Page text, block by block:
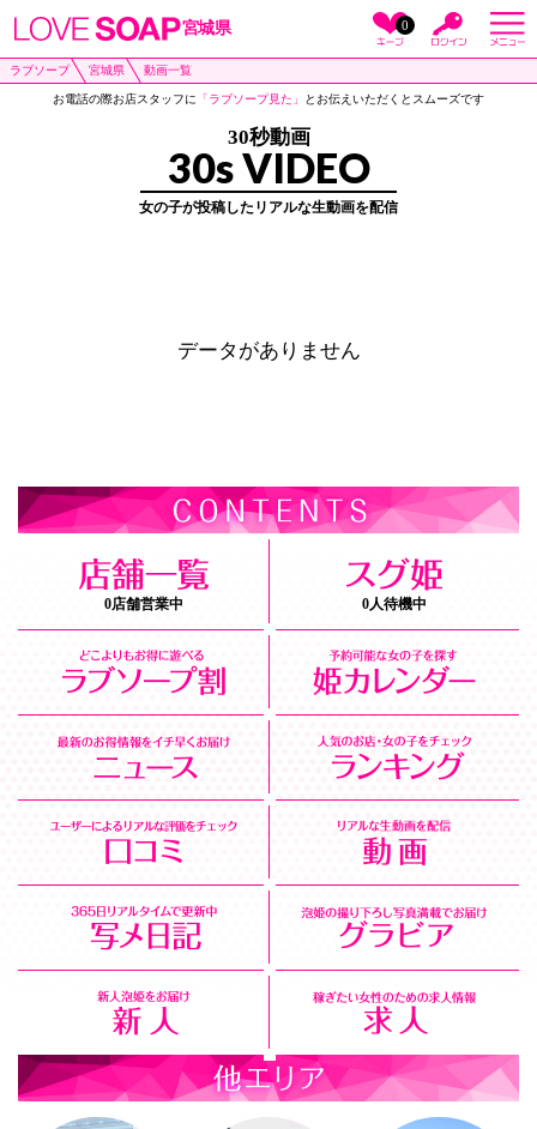
宮城県 0
ラブソープ 宮城県 動画一覧
お電話の際お店スタッフに 「ラブソープ見た」 とお伝えいただくとスムーズです
30秒動画
30s VIDEO
女の子が投稿したリアルな生動画を配信
データがありません
0店舗営業中 0人待機中